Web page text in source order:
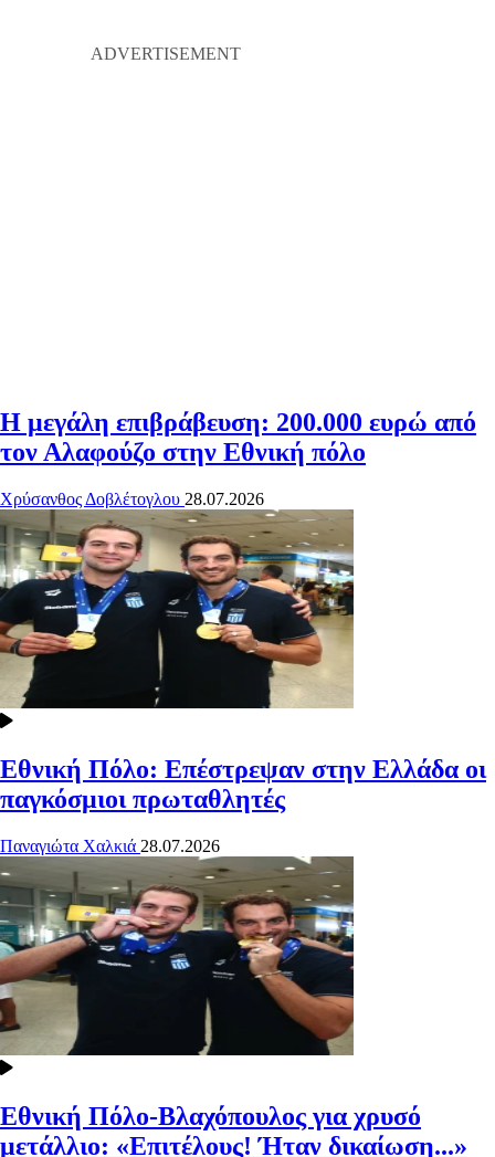
Η μεγάλη επιβράβευση: 200.000 ευρώ από
τον Αλαφούζο στην Εθνική πόλο
Χρύσανθος Δοβλέτογλου 28.07.2026
Εθνική Πόλο: Επέστρεψαν στην Ελλάδα οι
παγκόσμιοι πρωταθλητές
Παναγιώτα Χαλκιά 28.07.2026
Εθνική Πόλο-Βλαχόπουλος για χρυσό
μετάλλιο: «Επιτέλους! Ήταν δικαίωση...»